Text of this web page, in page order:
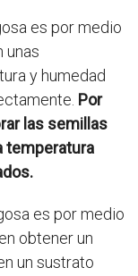
es por medio
unas
y humedad
Por
las semillas
temperatura
es por medio
obtener un
un sustrato